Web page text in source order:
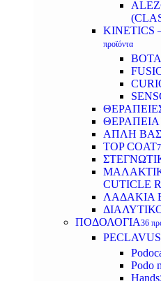
KINETICS
προϊόντα
ΑΠΛΗ
TOP COAT
CUTICLE
ΛΑΔΑΚΙΑ
ΠΟΔΟΛΟΓΙΑ36
PECLAVUS
Podo
Hands